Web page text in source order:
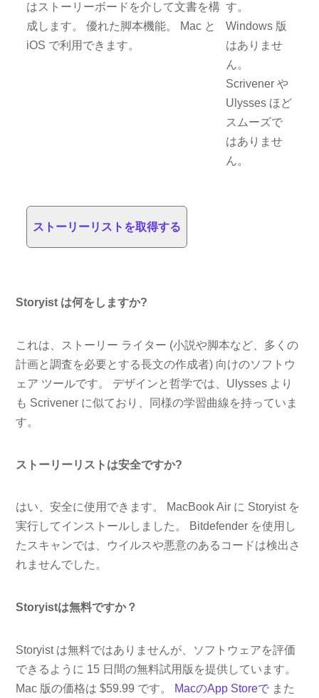
はストーリーボードを介して文書を構
成します。 優れた脚本機能。 Mac と
iOS で利用できます。
す。
Windows 版
はありませ
ん。
Scrivener や
Ulysses ほど
スムーズで
はありませ
ん。
ストーリーリストを取得する
Storyist は何をしますか?
これは、ストーリー ライター (小説や脚本など、多くの
計画と調査を必要とする長文の作成者) 向けのソフトウ
ェア ツールです。 デザインと哲学では、Ulysses より
も Scrivener に似ており、同様の学習曲線を持っていま
す。
ストーリーリストは安全ですか?
はい、安全に使用できます。 MacBook Air に Storyist を
実行してインストールしました。 Bitdefender を使用し
たスキャンでは、ウイルスや悪意のあるコードは検出さ
れませんでした。
Storyistは無料ですか？
Storyist は無料ではありませんが、ソフトウェアを評価
できるように 15 日間の無料試用版を提供しています。
Mac 版の価格は $59.99 です。 MacのApp Storeで また